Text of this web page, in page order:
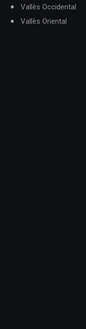
Vallès Occidental
Vallès Oriental